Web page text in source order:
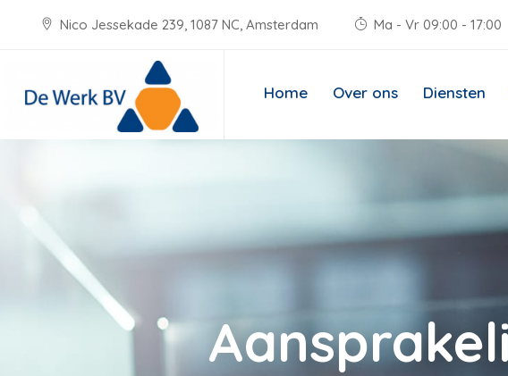
Nico Jessekade 239, 1087 NC, Amsterdam Ma - Vr 09:00 - 17:00
Home Over ons Diensten